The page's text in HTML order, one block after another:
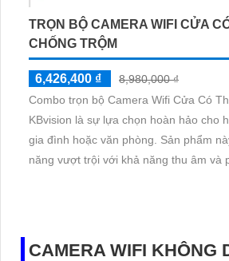
TRỌN BỘ CAMERA WIFI CỬA
CHỐNG TRỘM
6,426,400 ₫
8,980,000 ₫
Combo trọn bộ Camera Wifi Cửa Có
KBvision là sự lựa chọn hoàn hảo cho
gia đình hoặc văn phòng. Sản phẩm này tích hợp chức
năng vượt trội với khả năng thu âm và
CAMERA WIFI KHÔNG